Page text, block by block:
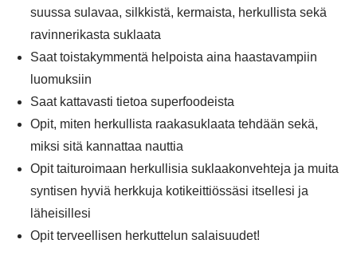
suussa sulavaa, silkkistä, kermaista, herkullista sekä
ravinnerikasta suklaata
Saat toistakymmentä helpoista aina haastavampiin
luomuksiin
Saat kattavasti tietoa superfoodeista
Opit, miten herkullista raakasuklaata tehdään sekä,
miksi sitä kannattaa nauttia
Opit taituroimaan herkullisia suklaakonvehteja ja muita
syntisen hyviä herkkuja kotikeittiössäsi itsellesi ja
läheisillesi
Opit terveellisen herkuttelun salaisuudet!